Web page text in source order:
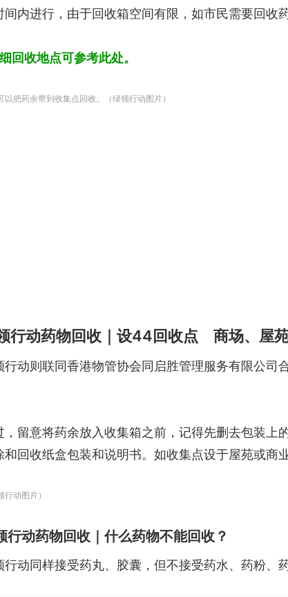
间内进行，由于回收箱空间有限，如市民需要回收
回收地点可参考此处。
以把药余带到收集点回收。（绿领行动图片）
行动药物回收｜设44回收点 商场、屋
行动则联同香港物管协会同启胜管理服务有限公
，留意将药余放入收集箱之前，记得先删去包装上
和回收纸盒包装和说明书。如收集点设于屋苑或商
行动图片）
行动药物回收｜什么药物不能回收？
行动同样接受药丸、胶囊，但不接受药水、药粉、